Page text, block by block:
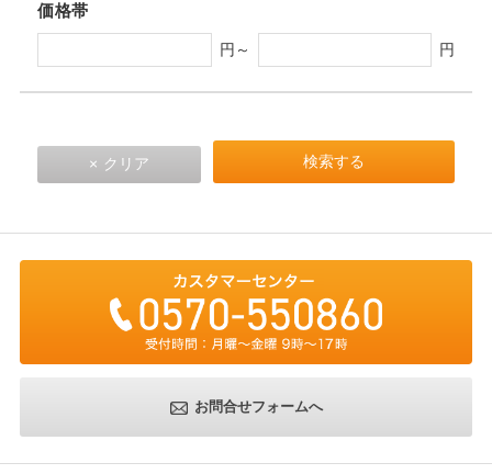
価格帯
円～ 円
お問合せフォームへ